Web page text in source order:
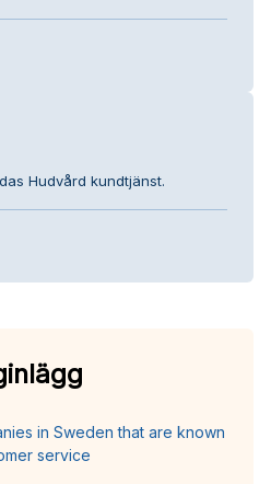
Hudvård kundtjänst.
in Sweden that are known
service